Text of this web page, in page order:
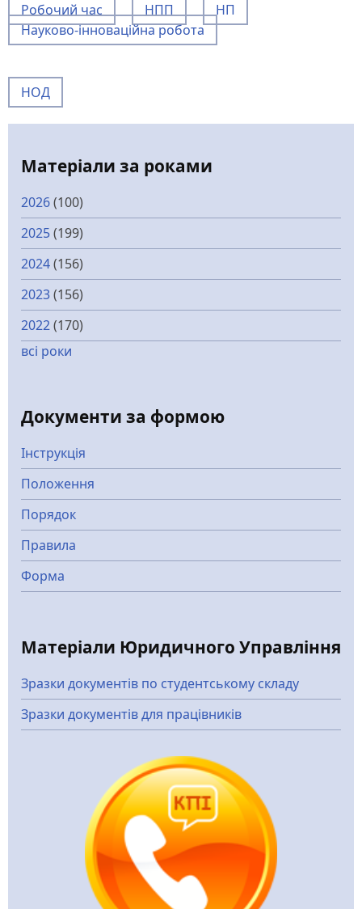
Робочий час НПП
НП
Науково-інноваційна робота
НОД
Матеріали за роками
2026(100)
2025(199)
2024(156)
2023(156)
2022(170)
всі роки
Документи за формою
Інструкція
Положення
Порядок
Правила
Форма
Матеріали Юридичного Управління
Зразки документів по студентському складу
Зразки документів для працівників